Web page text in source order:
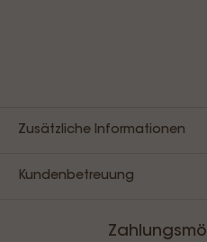
Zusätzliche Informationen
Kundenbetreuung